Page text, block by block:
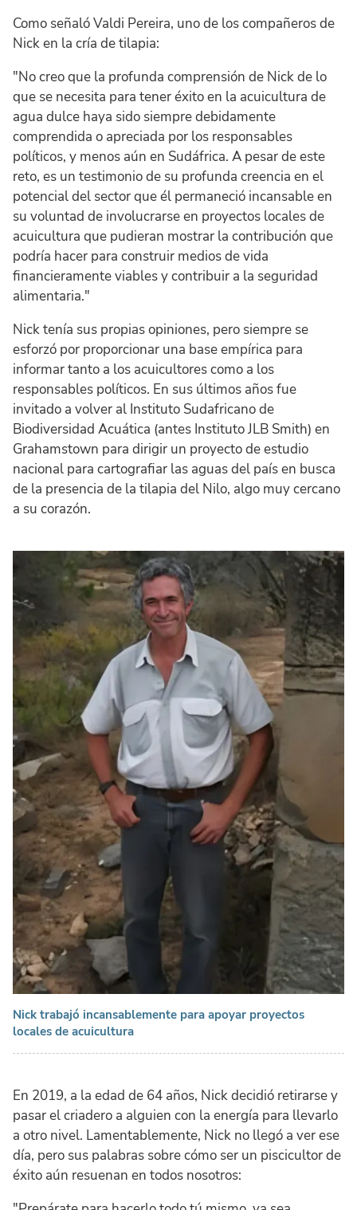
Como señaló Valdi Pereira, uno de los compañeros de
Nick en la cría de tilapia:
"No creo que la profunda comprensión de Nick de lo
que se necesita para tener éxito en la acuicultura de
agua dulce haya sido siempre debidamente
comprendida o apreciada por los responsables
políticos, y menos aún en Sudáfrica. A pesar de este
reto, es un testimonio de su profunda creencia en el
potencial del sector que él permaneció incansable en
su voluntad de involucrarse en proyectos locales de
acuicultura que pudieran mostrar la contribución que
podría hacer para construir medios de vida
financieramente viables y contribuir a la seguridad
alimentaria."
Nick tenía sus propias opiniones, pero siempre se
esforzó por proporcionar una base empírica para
informar tanto a los acuicultores como a los
responsables políticos. En sus últimos años fue
invitado a volver al Instituto Sudafricano de
Biodiversidad Acuática (antes Instituto JLB Smith) en
Grahamstown para dirigir un proyecto de estudio
nacional para cartografiar las aguas del país en busca
de la presencia de la tilapia del Nilo, algo muy cercano
a su corazón.
Nick trabajó incansablemente para apoyar proyectos
locales de acuicultura
En 2019, a la edad de 64 años, Nick decidió retirarse y
pasar el criadero a alguien con la energía para llevarlo
a otro nivel. Lamentablemente, Nick no llegó a ver ese
día, pero sus palabras sobre cómo ser un piscicultor de
éxito aún resuenan en todos nosotros: